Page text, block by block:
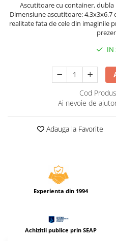
Plastilina
Echere, rigle, raportoare,
sabloane, truse geometrie
Compas scolar
Truse geometrie
Markere speciale pentru desen
Pixuri si rezerve
Ghiozdane si genti scolare
Genti laptop
Ascutitoare cu container, dubla
Dimensiune ascutitoare:
realitate fata de cele din imaginile
IN
Cod
Ai nevoie de
Adauga la Favorite
Experienta din 1994
Achizitii publice prin SEAP